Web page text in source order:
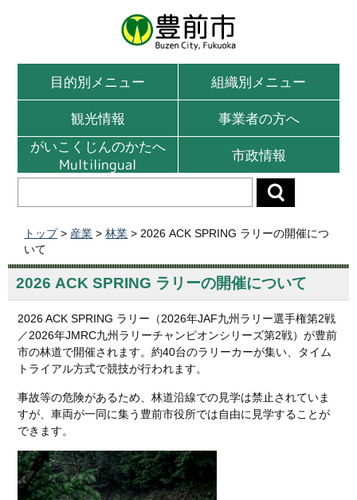
目的別メニュー
組織別メニュー
観光情報
事業者の方へ
がいこくじんのかたへ
Multilingual
市政情報
トップ > 産業 >林業 > 2026 ACK SPRING ラリーの開催につ
いて
2026 ACK SPRING ラリーの開催について
2026 ACK SPRING ラリー（2026年JAF九州ラリー選手権第2戦
／2026年JMRC九州ラリーチャンピオンシリーズ第2戦）が豊前
市の林道で開催されます。約40台のラリーカーが集い、タイム
トライアル方式で競技が行われます。
事故等の危険があるため、林道沿線での見学は禁止されていま
すが、車両が一同に集う豊前市役所では自由に見学することが
できます。